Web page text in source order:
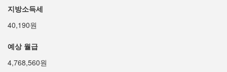
지방소득세
40,190원
예상 월급
4,768,560원